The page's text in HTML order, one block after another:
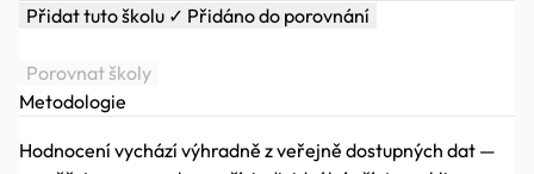
Přidat tuto školu ✓ Přidáno do porovnání
Porovnat školy
Metodologie
Hodnocení vychází výhradně z veřejně dostupných dat —